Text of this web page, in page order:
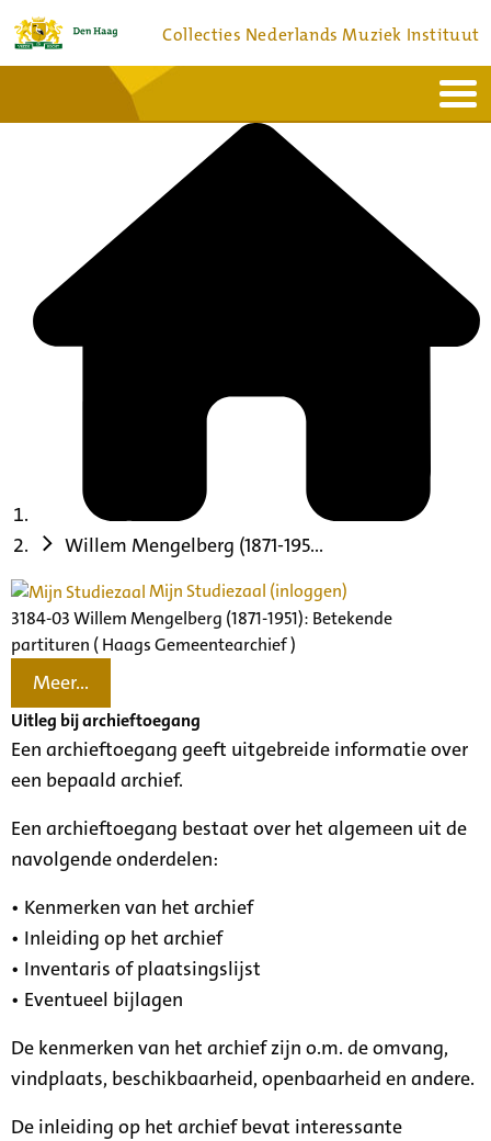
Collecties Nederlands Muziek Instituut
Bronnen en collecties
Willem Mengelberg (1871-195...
Mijn Studiezaal (inloggen)
3184-03 Willem Mengelberg (1871-1951): Betekende
partituren ( Haags Gemeentearchief )
Meer...
Uitleg bij archieftoegang
Een archieftoegang geeft uitgebreide informatie over
een bepaald archief.
Een archieftoegang bestaat over het algemeen uit de
navolgende onderdelen:
• Kenmerken van het archief
• Inleiding op het archief
• Inventaris of plaatsingslijst
• Eventueel bijlagen
De kenmerken van het archief zijn o.m. de omvang,
vindplaats, beschikbaarheid, openbaarheid en andere.
De inleiding op het archief bevat interessante